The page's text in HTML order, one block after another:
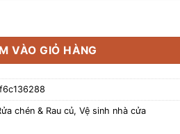
sáng bóng FUWA3E 500ml số lượng
VÀO GIỎ HÀNG
chén & Rau củ, Vệ sinh nhà cửa